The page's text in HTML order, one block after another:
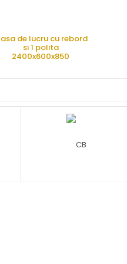
de lucru cu rebord
si 1 polita
2400x600x850